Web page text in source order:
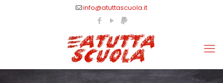
info@atuttascuola.it